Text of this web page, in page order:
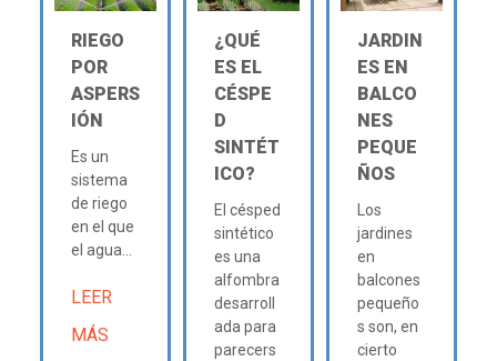
RIEGO
POR
ASPERS
IÓN
Es un
sistema
de riego
en el que
el agua...
LEER
MÁS
¿QUÉ
ES EL
CÉSPE
D
SINTÉT
ICO?
El césped
sintético
es una
alfombra
desarroll
ada para
parecers
JARDIN
ES EN
BALCO
NES
PEQUE
ÑOS
Los
jardines
en
balcones
pequeño
s son, en
cierto